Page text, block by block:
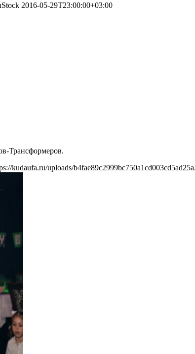
2016-05-29T23:00:00+03:00
Трансформеров.
kudaufa.ru/uploads/